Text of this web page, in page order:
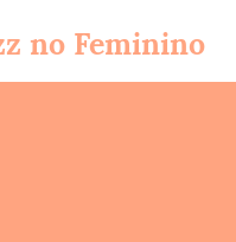
no Feminino